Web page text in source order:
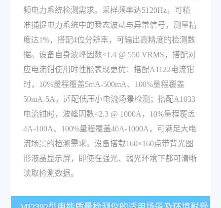
频电力系统检测需求。采样频率达5120Hz，可精
准捕捉电力系统中的瞬态波动与异常信号，测量精
度达1%，搭配4位分辨率，可输出高精度的检测数
据。设备自身波峰因数<1.4 @ 550 VRMS，搭配对
应电流钳使用时性能表现更优：搭配A1122电流钳
时，10%量程覆盖5mA-500mA、100%量程覆盖
50mA-5A，适配低压小电流场景检测；搭配A1033
电流钳时，波峰因数<2.3 @ 1000A，10%量程覆盖
4A-100A、100%量程覆盖40A-1000A，可满足大电
流场景的检测需求。设备搭载160×160点带背光图
形液晶显示屏，即使在强光、弱光环境下都可清晰
读取检测数据。